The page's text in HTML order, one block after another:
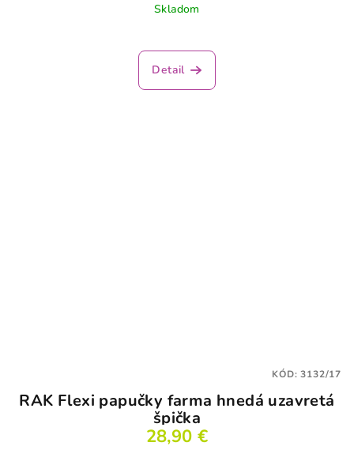
Skladom
Detail
RAK Flexi papučky farma hnedá uzavretá
špička
28,90 €
KÓD:3132/17